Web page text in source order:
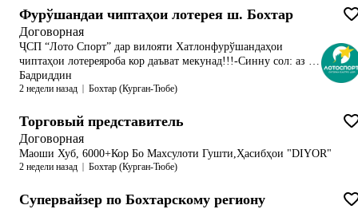
Фурўшандаи чиптаҳои лотерея ш. Бохтар
Договорная
ҶСП “Лото Спорт” дар вилояти Хатлонфурўшандаҳои
чиптаҳои лотереяроба кор даъват мекунад!!!-Синну сол: аз 40
сола боло (шахсони синну соли нафақа қабул карда
мешаванд);-Ҷадвали кории қулай (рузи истироҳат дар як
кафолат медиҳем (дар як моҳ ду маротиба);-Ба расмият
даровардани ҳуҷҷатҳо тибқи Кодекси меҳнати ҶТ амалӣ
мешавад.
Бадриддин
2 недели назад Бохтар (Курган-Тюбе)
Торговый представитель
Договорная
Маоши Хуб, 6000+Кор Бо Махсулоти Гушти,Ҳасибҳои "DIYOR"
2 недели назад Бохтар (Курган-Тюбе)
Супервайзер по Бохтарскому региону